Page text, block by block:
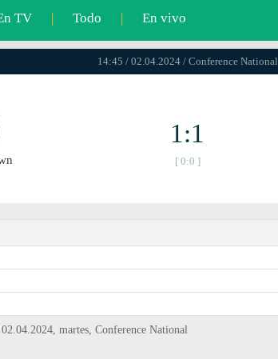
TV | Todo | En vivo
14:45 / 02.04.2024 / Conference National
1:1
[ 0:0 ]
martes, Conference National